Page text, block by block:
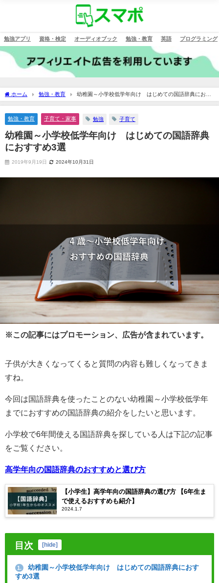
勉強アプリ 資格・検定 オーディオブック 勉強・教育 英語 プログラミング
ホーム 勉強・教育
幼稚園～小学校低学年向け はじめての国語辞典におす
すめ3選
勉強・教育 子育て・家事 勉強 子育て
幼稚園～小学校低学年向け はじめての国語辞典
におすすめ3選
2019年9月19日 2024年10月31日
※この記事にはプロモーション、広告が含まれています。
子供が大きくなってくると質問の内容も難しくなってきま
すね。
今回は国語辞典を使ったことのない幼稚園～小学校低学年
までにおすすめの国語辞典の紹介をしたいと思います。
小学校で6年間使える国語辞典を探している人は下記の記事
をご覧ください。
高学年向の国語辞典のおすすめと選び方
【小学生】高学年向の国語辞典の選び方 【6年生ま
で使えるおすすめも紹介】
2024.1.7
目次 hide
1.
幼稚園～小学校低学年向け はじめての国語辞典におす
すめ3選